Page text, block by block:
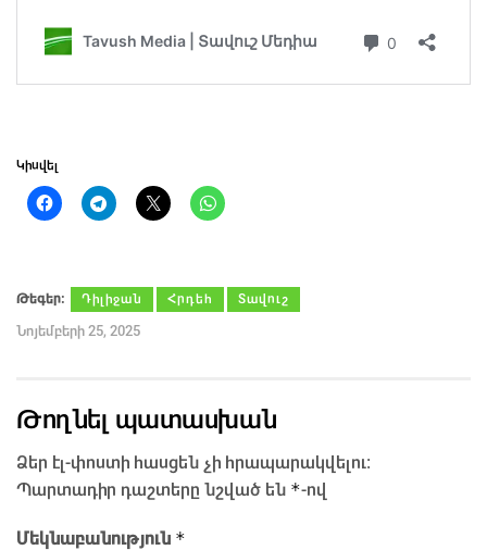
Կիսվել
Թեգեր։ Դիլիջան Հրդեհ Տավուշ
Նոյեմբերի 25, 2025
Թողնել պատասխան
Ձեր էլ-փոստի հասցեն չի հրապարակվելու։
Պարտադիր դաշտերը նշված են *-ով
Մեկնաբանություն *